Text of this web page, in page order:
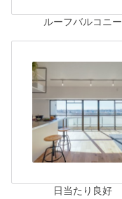
ルーフバルコニー
日当たり良好